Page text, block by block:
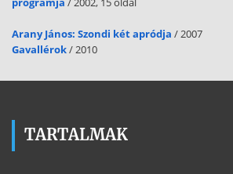
Arany János: Szondi két apródja / 2007
Gavallérok/ 2010
TARTALMAK